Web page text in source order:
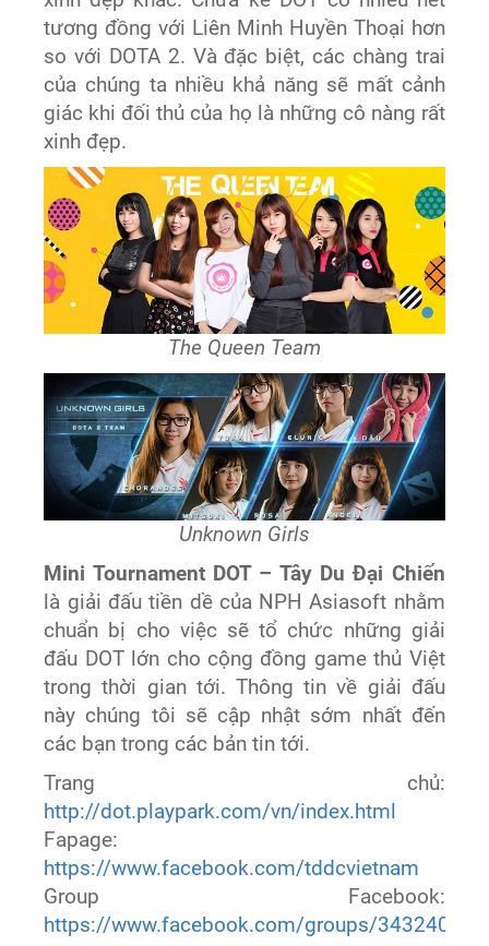
tương đồng với Liên Minh Huyền Thoại hơn
so với DOTA 2. Và đặc biệt, các chàng trai
của chúng ta nhiều khả năng sẽ mất cảnh
giác khi đối thủ của họ là những cô nàng rất
xinh đẹp.
The Queen Team
Unknown Girls
Mini Tournament DOT – Tây Du Đại Chiến
là giải đấu tiền dề của NPH Asiasoft nhằm
chuẩn bị cho việc sẽ tổ chức những giải
đấu DOT lớn cho cộng đồng game thủ Việt
trong thời gian tới. Thông tin về giải đấu
này chúng tôi sẽ cập nhật sớm nhất đến
các bạn trong các bản tin tới.
Trang chủ:
http://dot.playpark.com/vn/index.html
Fapage:
https://www.facebook.com/tddcvietnam
Group Facebook:
https://www.facebook.com/groups/